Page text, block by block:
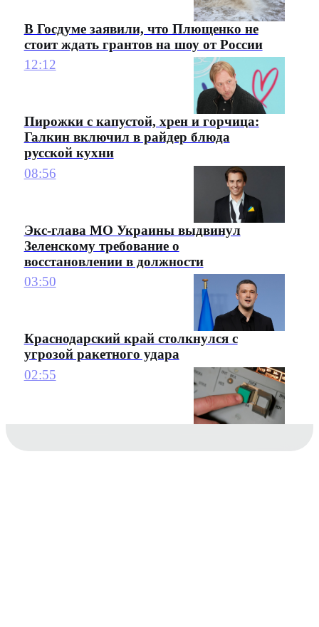
В Госдуме заявили, что Плющенко не
стоит ждать грантов на шоу от России
12:12
Пирожки с капустой, хрен и горчица:
Галкин включил в райдер блюда
русской кухни
08:56
Экс-глава МО Украины выдвинул
Зеленскому требование о
восстановлении в должности
03:50
Краснодарский край столкнулся с
угрозой ракетного удара
02:55